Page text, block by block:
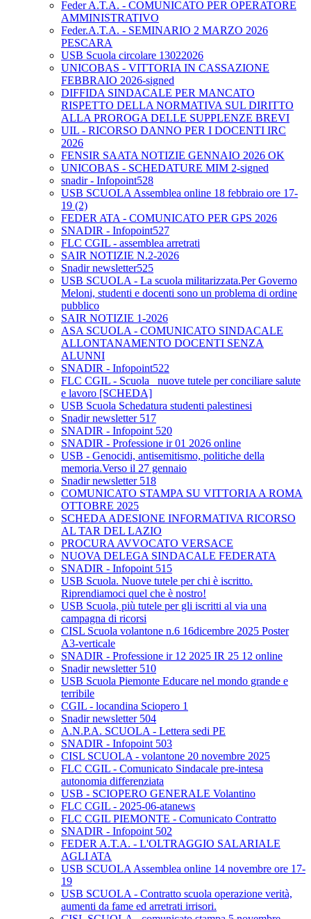
Feder A.T.A. - COMUNICATO PER OPERATORE
AMMINISTRATIVO
Feder.A.T.A. - SEMINARIO 2 MARZO 2026
PESCARA
USB Scuola circolare 13022026
UNICOBAS - VITTORIA IN CASSAZIONE
FEBBRAIO 2026-signed
DIFFIDA SINDACALE PER MANCATO
RISPETTO DELLA NORMATIVA SUL DIRITTO
ALLA PROROGA DELLE SUPPLENZE BREVI
UIL - RICORSO DANNO PER I DOCENTI IRC
2026
FENSIR SAATA NOTIZIE GENNAIO 2026 OK
UNICOBAS - SCHEDATURE MIM 2-signed
snadir - Infopoint528
USB SCUOLA Assemblea online 18 febbraio ore 17-
19 (2)
FEDER ATA - COMUNICATO PER GPS 2026
SNADIR - Infopoint527
FLC CGIL - assemblea arretrati
SAIR NOTIZIE N.2-2026
Snadir newsletter525
USB SCUOLA - La scuola militarizzata.Per Governo
Meloni, studenti e docenti sono un problema di ordine
pubblico
SAIR NOTIZIE 1-2026
ASA SCUOLA - COMUNICATO SINDACALE
ALLONTANAMENTO DOCENTI SENZA
ALUNNI
SNADIR - Infopoint522
FLC CGIL - Scuola_ nuove tutele per conciliare salute
e lavoro [SCHEDA]
USB Scuola Schedatura studenti palestinesi
Snadir newsletter 517
SNADIR - Infopoint 520
SNADIR - Professione ir 01 2026 online
USB - Genocidi, antisemitismo, politiche della
memoria.Verso il 27 gennaio
Snadir newsletter 518
COMUNICATO STAMPA SU VITTORIA A ROMA
OTTOBRE 2025
SCHEDA ADESIONE INFORMATIVA RICORSO
AL TAR DEL LAZIO
PROCURA AVVOCATO VERSACE
NUOVA DELEGA SINDACALE FEDERATA
SNADIR - Infopoint 515
USB Scuola. Nuove tutele per chi è iscritto.
Riprendiamoci quel che è nostro!
USB Scuola, più tutele per gli iscritti al via una
campagna di ricorsi
CISL Scuola volantone n.6 16dicembre 2025 Poster
A3-verticale
SNADIR - Professione ir 12 2025 IR 25 12 online
Snadir newsletter 510
USB Scuola Piemonte Educare nel mondo grande e
terribile
CGIL - locandina Sciopero 1
Snadir newsletter 504
A.N.P.A. SCUOLA - Lettera sedi PE
SNADIR - Infopoint 503
CISL SCUOLA - volantone 20 novembre 2025
FLC CGIL - Comunicato Sindacale pre-intesa
autonomia differenziata
USB - SCIOPERO GENERALE Volantino
FLC CGIL - 2025-06-atanews
FLC CGIL PIEMONTE - Comunicato Contratto
SNADIR - Infopoint 502
FEDER A.T.A. - L'OLTRAGGIO SALARIALE
AGLI ATA
USB SCUOLA Assemblea online 14 novembre ore 17-
19
USB SCUOLA - Contratto scuola operazione verità,
aumenti da fame ed arretrati irrisori.